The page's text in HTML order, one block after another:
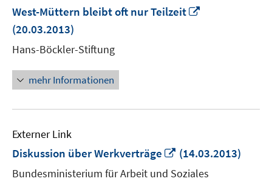
West-Müttern bleibt oft nur Teilzeit
(20.03.2013)
Hans-Böckler-Stiftung
mehr Informationen
Externer Link
Diskussion über Werkverträge
In
neuem
Fenster
(14.03.2013)
Bundesministerium für Arbeit und Soziales